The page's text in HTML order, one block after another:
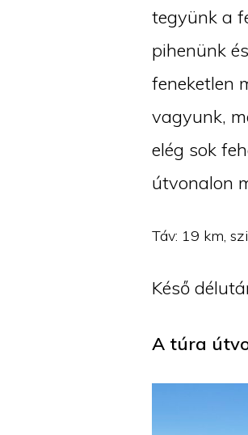
tegyünk a
pihenünk
feneketlen
vagyunk,
elég sok
útvonalon
Táv: 19 km,
Késő
A túra